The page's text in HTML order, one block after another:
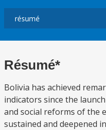
Résumé*
Bolivia has achieved
indicators since the
and social reforms of the
sustained and deepened